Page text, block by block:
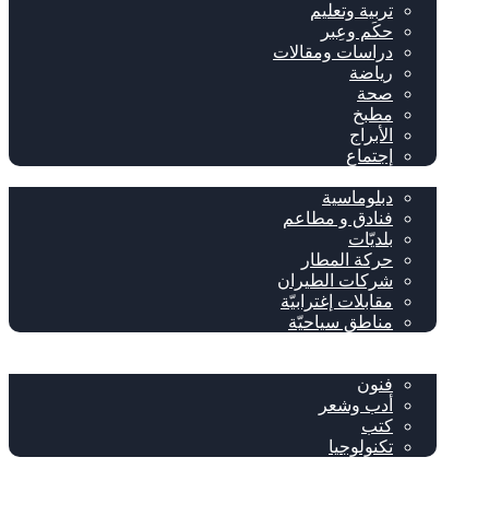
تربية وتعليم
حكَم وعِبر
دراسات ومقالات
رياضة
صحة
مطبخ
الأبراج
إجتماع
دبلوماسية
فنادق و مطاعم
بلديّات
حركة المطار
شركات الطيران
مقابلات إغترابيّة
مناطق سياحيّة
فنون
أدب وشعر
كتب
تكنولوجيا